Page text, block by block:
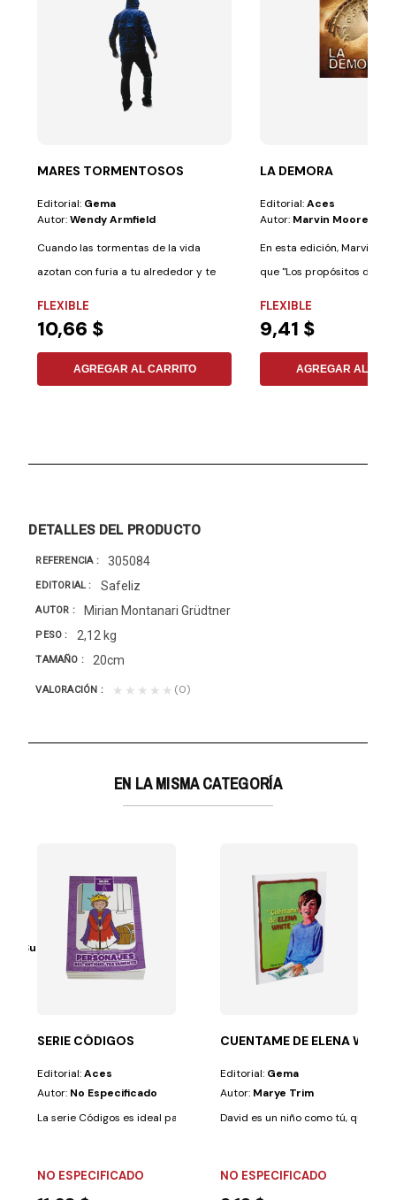
MARES TORMENTOSOS
Editorial: Gema
Autor:Wendy Armfield
Cuando las tormentas de la vida
azotan con furia a tu alrededor y te
FLEXIBLE
10,66 $
AGREGAR AL CARRITO
LA DEMORA
Editorial:Aces
Autor: Marvin Moore
En esta edición, Marvin
que "Los propósitos de
FLEXIBLE
9,41 $
AGREGAR AL
DETALLES DEL PRODUCTO
REFERENCIA 305084
EDITORIAL Safeliz
AUTOR Mirian Montanari Grüdtner
PESO 2,12 kg
TAMAÑO 20cm
VALORACIÓN ★★★★★ (0)
EN LA MISMA CATEGORÍA
Y mucho mejor...
DE PINTAR
Sudamericana
SERIE CÓDIGOS
Editorial:Aces
Autor: No Especificado
La serie Códigos es ideal para niños de 6 a 8 años. Además de
NO ESPECIFICADO
CUENTAME DE ELENA WHITE
Editorial: Gema
Autor: Marye Trim
David es un niño como tú, que
NO ESPECIFICADO